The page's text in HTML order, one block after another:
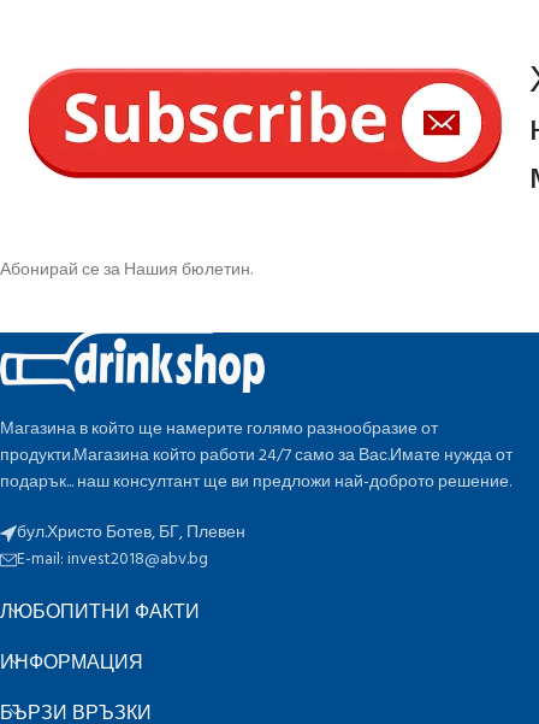
Абонирай се за Нашия бюлетин.
Магазина в който ще намерите голямо разнообразие от
продукти.Магазина който работи 24/7 само за Вас.Имате нужда от
подарък... наш консултант ще ви предложи най-доброто решение.
бул.Христо Ботев, БГ, Плевен
E-mail:invest2018@abv.bg
ЛЮБОПИТНИ ФАКТИ
ИНФОРМАЦИЯ
БЪРЗИ ВРЪЗКИ